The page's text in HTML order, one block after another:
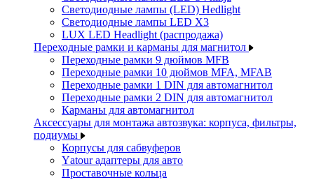
Светодиодные лампы (LED) Hedlight
Светодиодные лампы LED X3
LUX LED Headlight (распродажа)
Переходные рамки и карманы для магнитол
Переходные рамки 9 дюймов MFB
Переходные рамки 10 дюймов MFA, MFAB
Переходные рамки 1 DIN для автомагнитол
Переходные рамки 2 DIN для автомагнитол
Карманы для автомагнитол
Аксессуары для монтажа автозвука: корпуса, фильтры,
подиумы
Корпусы для сабвуферов
Yаtour адаптеры для авто
Проставочные кольца